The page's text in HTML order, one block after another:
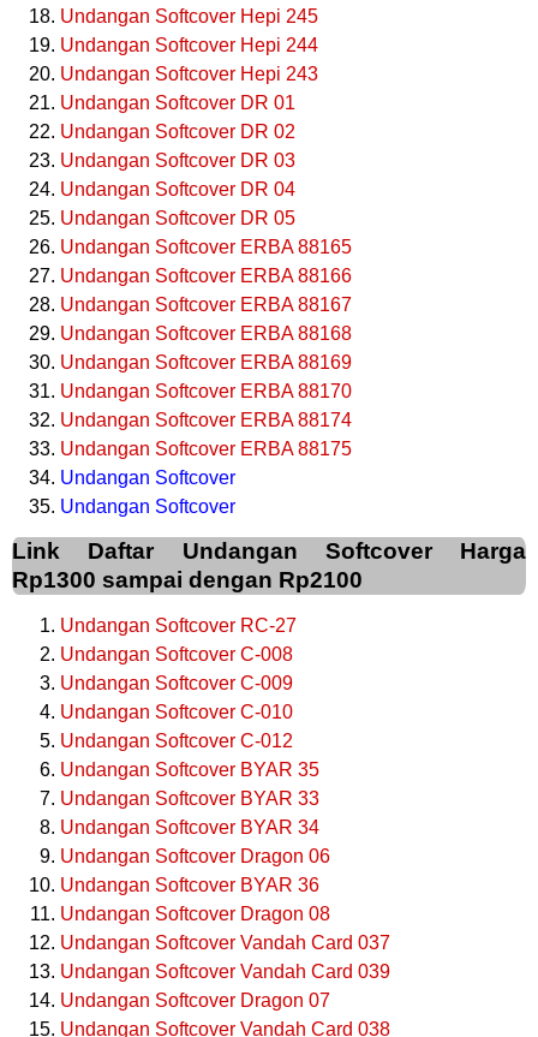
Undangan Softcover Hepi 245
Undangan Softcover Hepi 244
Undangan Softcover Hepi 243
Undangan Softcover DR 01
Undangan Softcover DR 02
Undangan Softcover DR 03
Undangan Softcover DR 04
Undangan Softcover DR 05
Undangan Softcover ERBA 88165
Undangan Softcover ERBA 88166
Undangan Softcover ERBA 88167
Undangan Softcover ERBA 88168
Undangan Softcover ERBA 88169
Undangan Softcover ERBA 88170
Undangan Softcover ERBA 88174
Undangan Softcover ERBA 88175
Undangan Softcover
Undangan Softcover
Link Daftar Undangan Softcover Harga
Rp1300 sampai dengan Rp2100
Undangan Softcover RC-27
Undangan Softcover C-008
Undangan Softcover C-009
Undangan Softcover C-010
Undangan Softcover C-012
Undangan Softcover BYAR 35
Undangan Softcover BYAR 33
Undangan Softcover BYAR 34
Undangan Softcover Dragon 06
Undangan Softcover BYAR 36
Undangan Softcover Dragon 08
Undangan Softcover Vandah Card 037
Undangan Softcover Vandah Card 039
Undangan Softcover Dragon 07
Undangan Softcover Vandah Card 038